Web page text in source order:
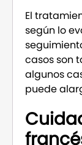
El
según lo
casos son
algunos
puede